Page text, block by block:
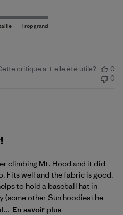
critique a-t-elle été utile?
0
0
climbing Mt. Hood and it did
Fits well and the fabric is good.
to hold a baseball hat in
(some other Sun hoodies the
En savoir plus